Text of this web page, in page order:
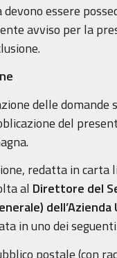
essere
avviso per la
delle domande
del
redatta in carta
al Direttore del
dell’Azienda
in uno dei
postale (con